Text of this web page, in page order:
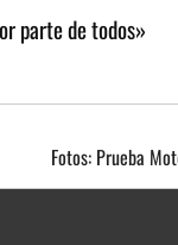
parte de todos»
Fotos: Prueba